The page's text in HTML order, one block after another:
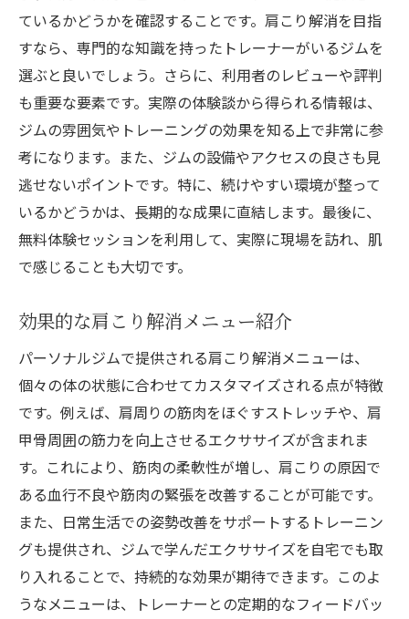
ているかどうかを確認することです。肩こり解消を目指
すなら、専門的な知識を持ったトレーナーがいるジムを
選ぶと良いでしょう。さらに、利用者のレビューや評判
も重要な要素です。実際の体験談から得られる情報は、
ジムの雰囲気やトレーニングの効果を知る上で非常に参
考になります。また、ジムの設備やアクセスの良さも見
逃せないポイントです。特に、続けやすい環境が整って
いるかどうかは、長期的な成果に直結します。最後に、
無料体験セッションを利用して、実際に現場を訪れ、肌
で感じることも大切です。
効果的な肩こり解消メニュー紹介
パーソナルジムで提供される肩こり解消メニューは、
個々の体の状態に合わせてカスタマイズされる点が特徴
です。例えば、肩周りの筋肉をほぐすストレッチや、肩
甲骨周囲の筋力を向上させるエクササイズが含まれま
す。これにより、筋肉の柔軟性が増し、肩こりの原因で
ある血行不良や筋肉の緊張を改善することが可能です。
また、日常生活での姿勢改善をサポートするトレーニン
グも提供され、ジムで学んだエクササイズを自宅でも取
り入れることで、持続的な効果が期待できます。このよ
うなメニューは、トレーナーとの定期的なフィードバッ